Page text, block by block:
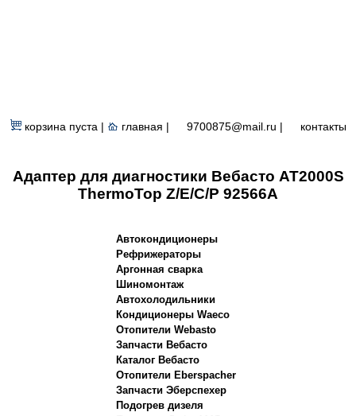
корзина пуста | главная | 9700875@mail.ru | контакты
Адаптер для диагностики Вебасто АТ2000S
ThermoTop Z/E/C/P 92566A
Автокондиционеры
Рефрижераторы
Аргонная сварка
Шиномонтаж
Автохолодильники
Кондиционеры Waeco
Отопители Webasto
Запчасти Вебасто
Каталог Вебасто
Отопители Eberspacher
Запчасти Эберспехер
Подогрев дизеля